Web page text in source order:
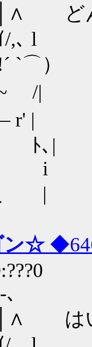
ど
l
`⌒）
/|
r' |
､|
|
ン☆
い